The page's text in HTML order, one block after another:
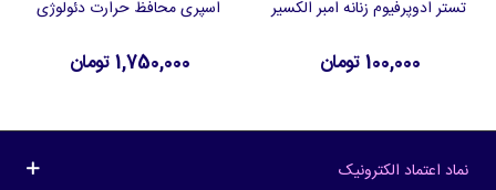
تستر ادوپرفیوم زنانه امبر الکسیر
100,000 تومان
اسپری محافظ حرارت دئولوژی
1,750,000 تومان
نماد اعتماد الکترونیک